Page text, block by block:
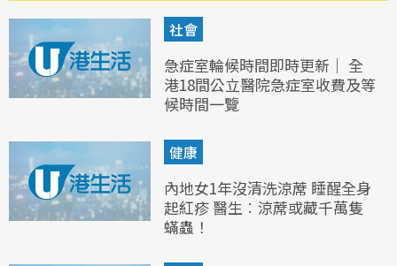
社會
急症室輪候時間即時更新｜ 全
港18間公立醫院急症室收費及等
候時間一覽
健康
內地女1年沒清洗涼蓆 睡醒全身
起紅疹 醫生︰涼蓆或藏千萬隻
蟎蟲！